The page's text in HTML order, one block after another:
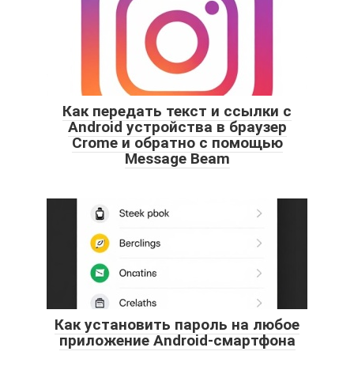
Как передать текст и ссылки с
Android устройства в браузер
Crome и обратно с помощью
Message Beam
Как установить пароль на любое
приложение Android-смартфона